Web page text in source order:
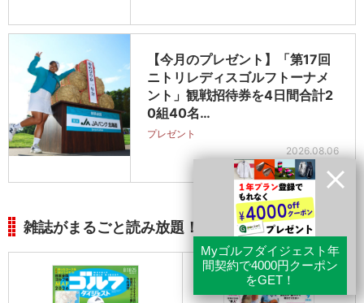
【今月のプレゼント】「第17回
ニトリレディスゴルフトーナメ
ント」観戦招待券を4日間合計2
0組40名…
プレゼント
2026.08.06
雑誌がまるごと読み放題！